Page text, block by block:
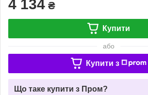
4 134 ₴
Купити
або
Купити з
Що таке купити з Пром?